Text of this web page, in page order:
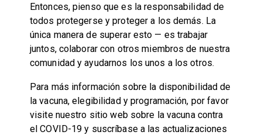
Entonces, pienso que es la responsabilidad de
todos protegerse y proteger a los demás. La
única manera de superar esto — es trabajar
juntos, colaborar con otros miembros de nuestra
comunidad y ayudarnos los unos a los otros.
Para más información sobre la disponibilidad de
la vacuna, elegibilidad y programación, por favor
visite nuestro sitio web sobre la vacuna contra
el COVID-19 y suscríbase a las actualizaciones